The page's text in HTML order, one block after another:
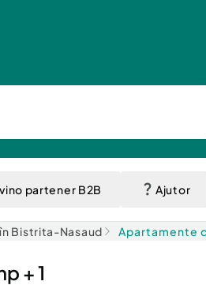
partener B2B Ajutor
Bistrita-Nasaud Apartamente
+ 1